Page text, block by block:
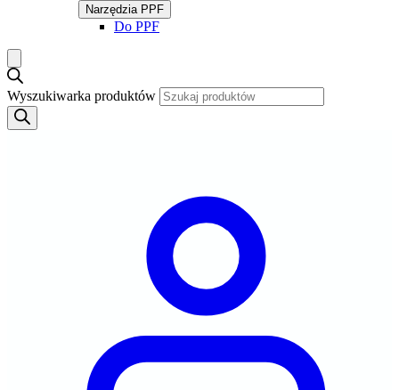
Narzędzia PPF
Do PPF
Wyszukiwarka produktów